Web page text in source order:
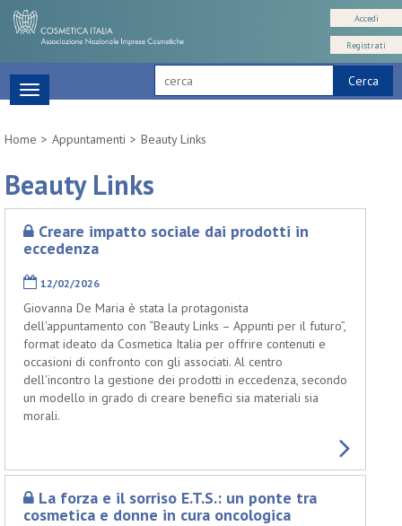
Cerca
Accedi
Registrati
Toggle
navigation
Home
Appuntamenti Beauty Links
Beauty Links
Creare impatto sociale dai prodotti in
eccedenza
12/02/2026
Giovanna De Maria è stata la protagonista
dell'appuntamento con “Beauty Links – Appunti per il futuro”,
format ideato da Cosmetica Italia per offrire contenuti e
occasioni di confronto con gli associati. Al centro
dell'incontro la gestione dei prodotti in eccedenza, secondo
un modello in grado di creare benefici sia materiali sia
morali.
La forza e il sorriso E.T.S.: un ponte tra
cosmetica e donne in cura oncologica